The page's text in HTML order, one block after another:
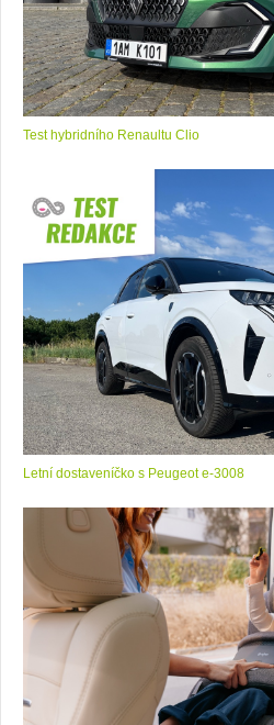
Test hybridního Renaultu Clio
Letní dostaveníčko s Peugeot e-3008